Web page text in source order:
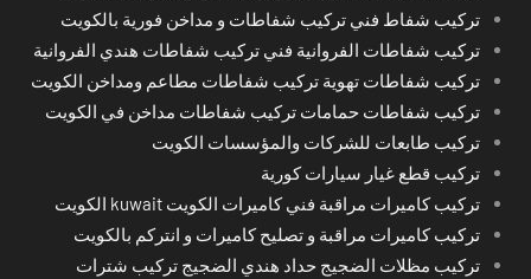
تركيب شفاط فني تركيب شفاطات و مداخن فورية بالكويت
تركيب شفاطات الفروانية فني تركيب شفاطات هندي الفروانية
تركيب شفاطات تهوية تركيب شفاطات مطاعم ومداخن الكويت
تركيب شفاطات حمامات تركيب شفاطات مداخن في الكويت
تركيب طابعات للشركات والمؤسسات الكويت
تركيب قطع غيار سيارات كورية
تركيب كاميرات مراقبة فني كاميرات الكويت kuwait الكويت
تركيب كاميرات مراقبة و تصليح كاميرات و انتركم بالكويت
تركيب مظلات الضجيج حداد هندي الضجيج تركيب شترات